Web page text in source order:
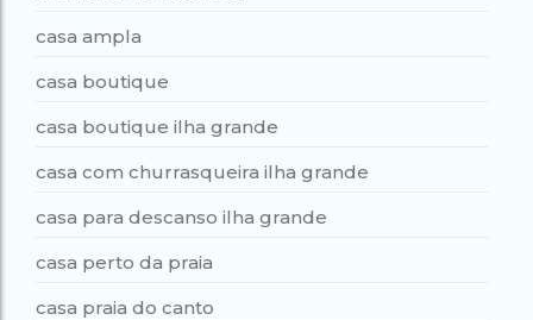
casa ampla
casa boutique
casa boutique ilha grande
casa com churrasqueira ilha grande
casa para descanso ilha grande
casa perto da praia
casa praia do canto